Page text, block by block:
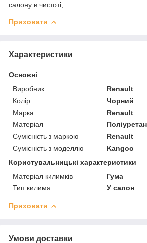
салону в чистоті;
Приховати
Характеристики
Основні
Виробник
Renault
Колір
Чорний
Марка
Renault
Матеріал
Поліуретан
Сумісність з маркою
Renault
Сумісність з моделлю
Kangoo
Користувальницькі характеристики
Матеріал килимків
Гума
Тип килима
У салон
Приховати
Умови доставки